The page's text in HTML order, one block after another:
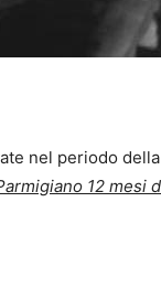
nel periodo della
12 mesi